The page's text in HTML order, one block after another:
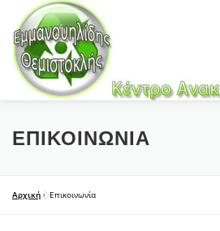
Προχωρήστε
περιεχόμενο
HOME ΕΤΑΙΡΊΑ
NEWS ΕΠΙΚΟΙΝΩΝΊΑ
ΕΠΙΚΟΙΝΩΝΊΑ
Αρχική »Επικοινωνία